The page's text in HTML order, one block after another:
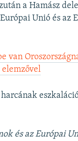
a Hamász
Unió és az
van
és az Európai